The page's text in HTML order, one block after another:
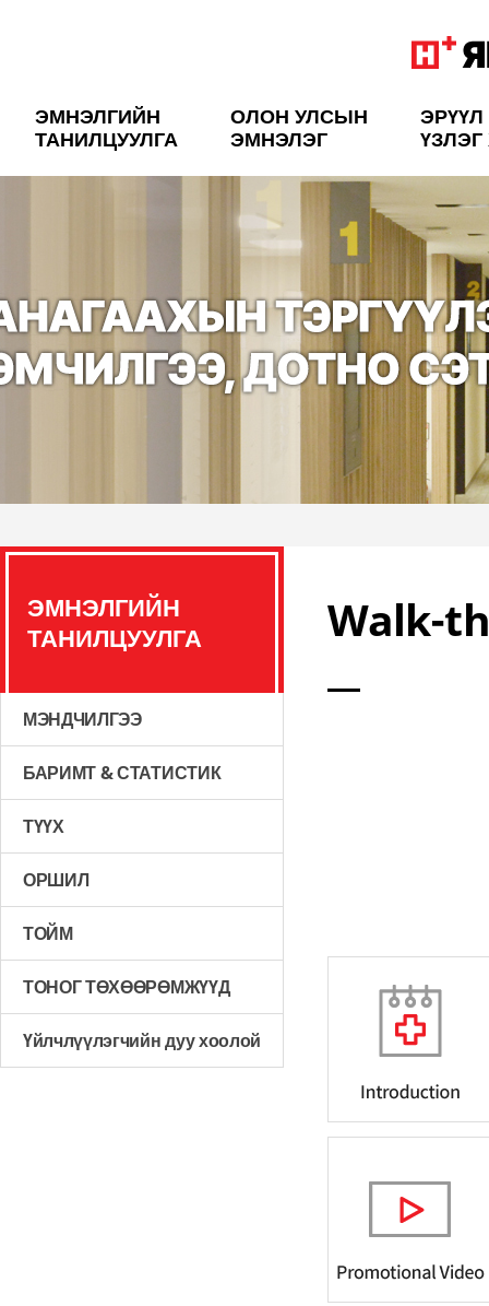
ЭМНЭЛГИЙН
ТАНИЛЦУУЛГА
ОЛОН УЛСЫН
ЭМНЭЛЭГ
ЭМНЭЛГИЙН
ТАНИЛЦУУЛГА
МЭНДЧИЛГЭЭ
БАРИМТ & СТАТИСТИК
ТҮҮХ
ОРШИЛ
ТОЙМ
ТОНОГ ТӨХӨӨРӨМЖҮҮД
Үйлчлүүлэгчийн дуу хоолой
Walk-